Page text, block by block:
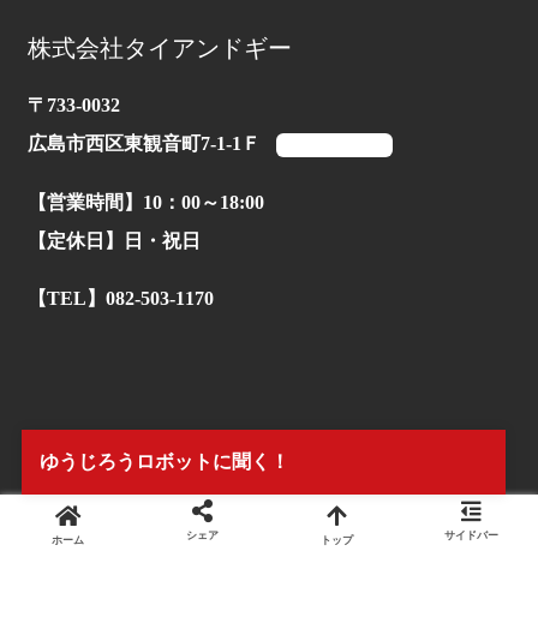
株式会社タイアンドギー
〒733-0032
広島市西区東観音町7-1-1Ｆ
【営業時間】10：00～18:00
【定休日】日・祝日
【TEL】082-503-1170
株式会社タイアンドギー
ホーム シェア トップ サイドバー
ゆうじろうロボットに聞く！